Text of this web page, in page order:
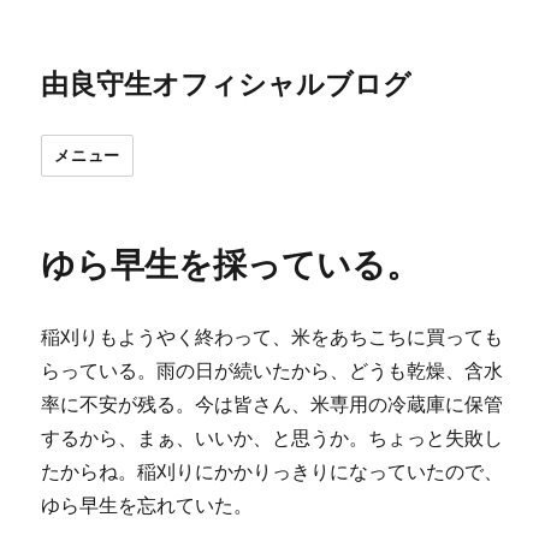
由良守生オフィシャルブログ
メニュー
ゆら早生を採っている。
稲刈りもようやく終わって、米をあちこちに買っても
らっている。雨の日が続いたから、どうも乾燥、含水
率に不安が残る。今は皆さん、米専用の冷蔵庫に保管
するから、まぁ、いいか、と思うか。ちょっと失敗し
たからね。稲刈りにかかりっきりになっていたので、
ゆら早生を忘れていた。